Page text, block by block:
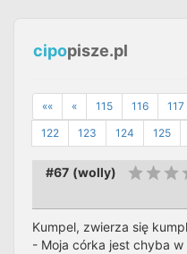
cipopisze.pl
«« « 115 116 117
122
123 124 125
#67 (wolly)
Kumpel, zwierza się
- Moja córka jest chyba